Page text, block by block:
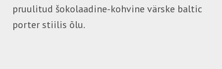
pruulitud šokolaadine-kohvine värske baltic
porter stiilis õlu.